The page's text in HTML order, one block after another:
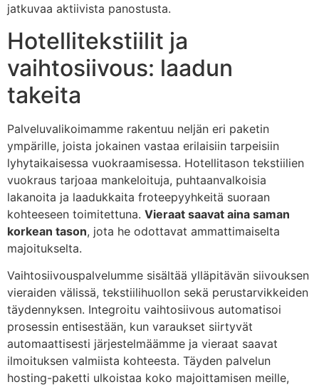
jatkuvaa aktiivista panostusta.
Hotellitekstiilit ja
vaihtosiivous: laadun
takeita
Palveluvalikoimamme rakentuu neljän eri paketin
ympärille, joista jokainen vastaa erilaisiin tarpeisiin
lyhytaikaisessa vuokraamisessa. Hotellitason tekstiilien
vuokraus tarjoaa mankeloituja, puhtaanvalkoisia
lakanoita ja laadukkaita froteepyyhkeitä suoraan
kohteeseen toimitettuna. Vieraat saavat aina saman
korkean tason, jota he odottavat ammattimaiselta
majoitukselta.
Vaihtosiivouspalvelumme sisältää ylläpitävän siivouksen
vieraiden välissä, tekstiilihuollon sekä perustarvikkeiden
täydennyksen. Integroitu vaihtosiivous automatisoi
prosessin entisestään, kun varaukset siirtyvät
automaattisesti järjestelmäämme ja vieraat saavat
ilmoituksen valmiista kohteesta. Täyden palvelun
hosting-paketti ulkoistaa koko majoittamisen meille,